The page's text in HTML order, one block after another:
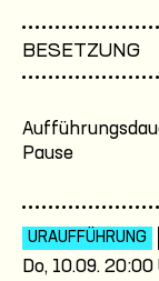
BESETZUNG
Pause
URAUFFÜHRUNG
Do, 10.09.